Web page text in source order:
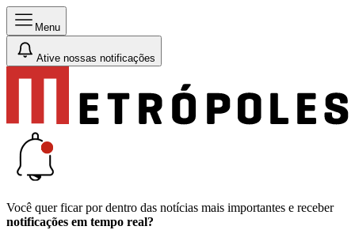
Menu
Ative nossas notificações
Você quer ficar por dentro das notícias mais importantes e receber
notificações em tempo real?